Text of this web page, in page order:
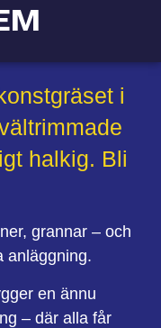
i
halkig. Bli
grannar – och
anläggning.
en ännu
– där alla får